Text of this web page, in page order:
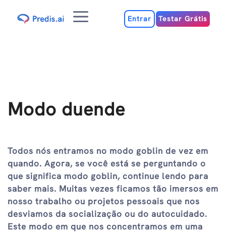
para
MenuEntrar Testar Grátis
Modo duende
Todos nós entramos no modo goblin de vez em
quando. Agora, se você está se perguntando o
que significa modo goblin, continue lendo para
saber mais. Muitas vezes ficamos tão imersos em
nosso trabalho ou projetos pessoais que nos
desviamos da socialização ou do autocuidado.
Este modo em que nos concentramos em uma